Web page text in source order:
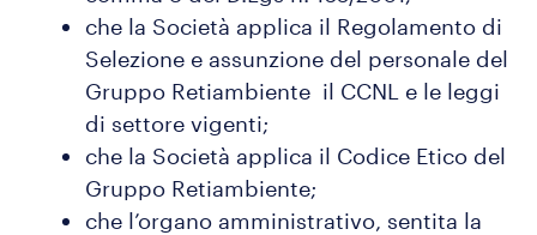
che la Società applica il Regolamento di
Selezione e assunzione del personale del
Gruppo Retiambiente il CCNL e le leggi
di settore vigenti;
che la Società applica il Codice Etico del
Gruppo Retiambiente;
che l’organo amministrativo, sentita la